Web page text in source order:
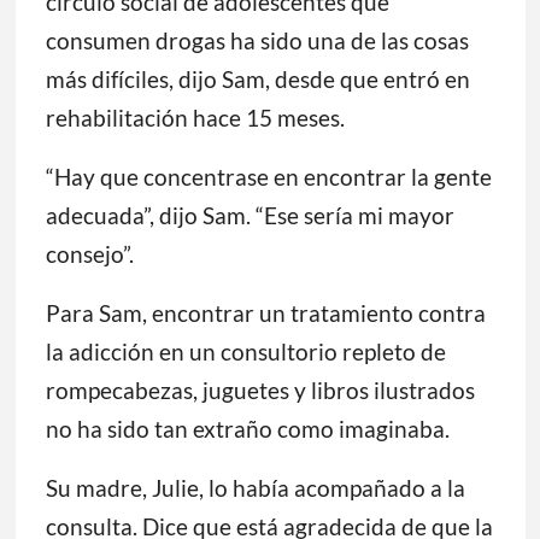
consumen drogas ha sido una de las cosas
más difíciles, dijo Sam, desde que entró en
rehabilitación hace 15 meses.
“Hay que concentrase en encontrar la gente
adecuada”, dijo Sam. “Ese sería mi mayor
consejo”.
Para Sam, encontrar un tratamiento contra
la adicción en un consultorio repleto de
rompecabezas, juguetes y libros ilustrados
no ha sido tan extraño como imaginaba.
Su madre, Julie, lo había acompañado a la
consulta. Dice que está agradecida de que la